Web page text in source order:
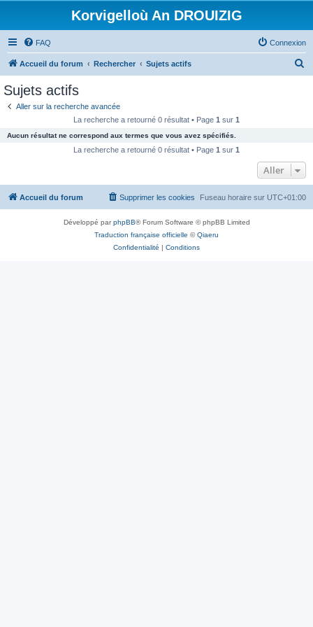
Korvigelloù An DROUIZIG
FAQ Connexion
Accueil du forum Rechercher Sujets actifs
c
e
Sujets actifs
Aller sur la recherche avancée
La recherche a retourné 0 résultat • Page 1 sur 1
Aucun résultat ne correspond aux termes que vous avez spécifiés.
La recherche a retourné 0 résultat • Page 1 sur 1
Aller
Accueil du forum Fuseau horaire sur UTC+01:00
Supprimer les cookies
Développé parphpBB® Forum Software © phpBB Limited
Traduction française officielle ©Qiaeru
Confidentialité | Conditions